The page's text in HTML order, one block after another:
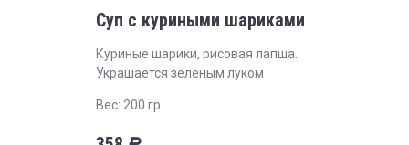
Суп с куриными шариками
Куриные шарики, рисовая лапша.
Украшается зеленым луком
Вес: 200 гр.